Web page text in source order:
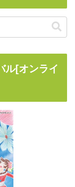
ル[オンライ